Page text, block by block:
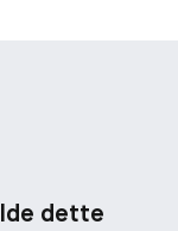
dette